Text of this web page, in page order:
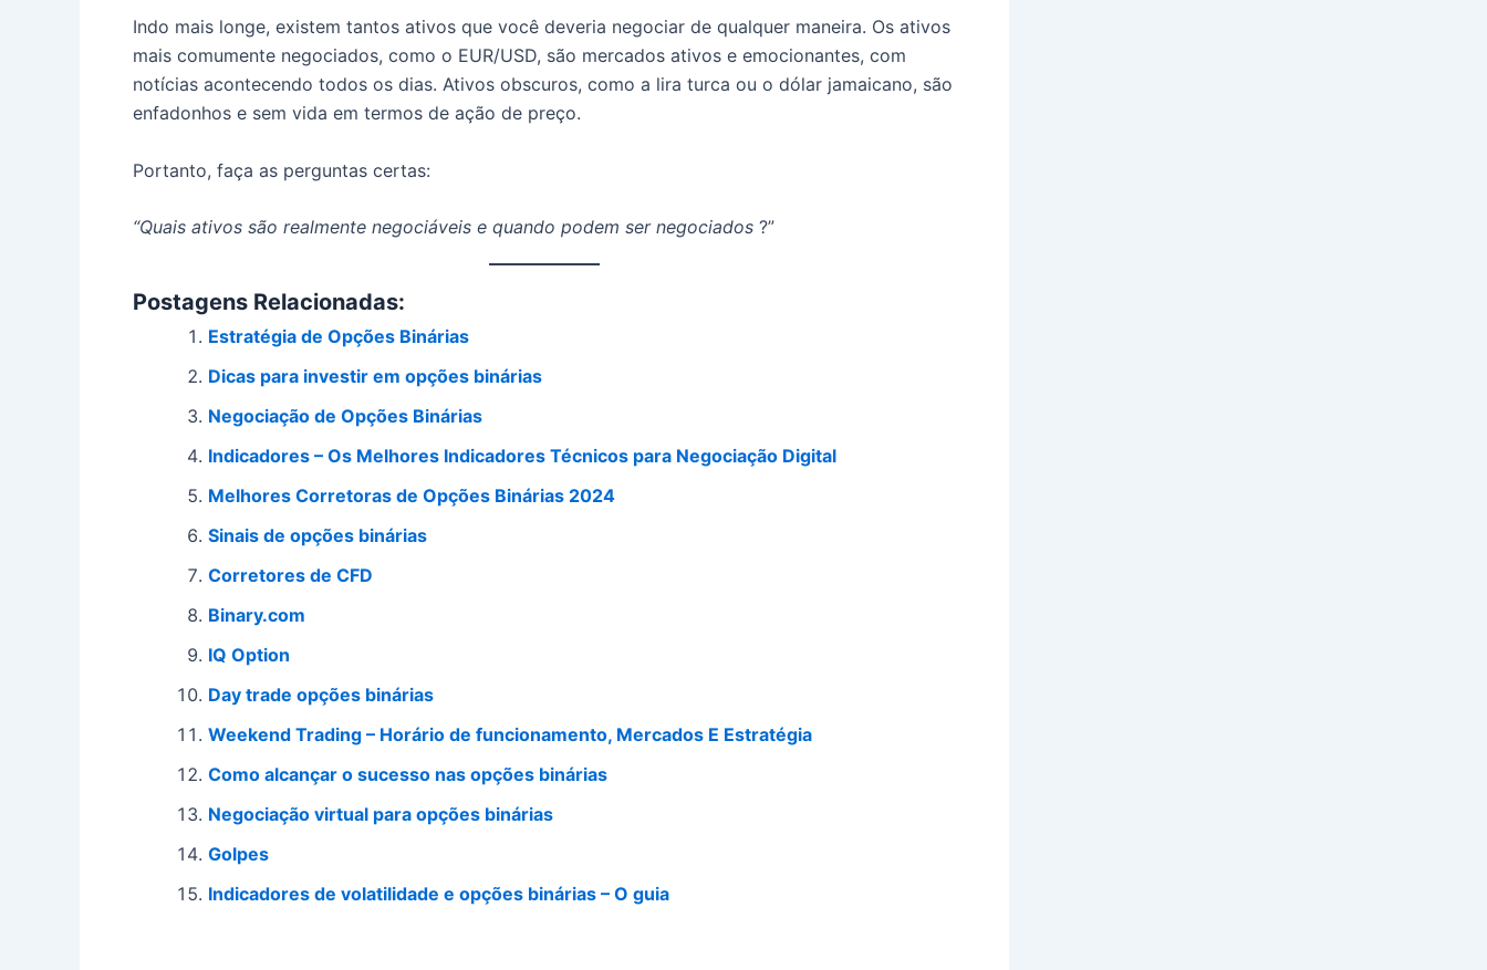
Indo mais longe, existem tantos ativos que você deveria negociar de qualquer maneira. Os ativos
mais comumente negociados, como o EUR/USD, são mercados ativos e emocionantes, com
notícias acontecendo todos os dias. Ativos obscuros, como a lira turca ou o dólar jamaicano, são
enfadonhos e sem vida em termos de ação de preço.
Portanto, faça as perguntas certas:
“Quais ativos são realmente negociáveis ​​e quando podem ser negociados ?”
Postagens Relacionadas:
Estratégia de Opções Binárias
Dicas para investir em opções binárias
Negociação de Opções Binárias
Indicadores – Os Melhores Indicadores Técnicos para Negociação Digital
Melhores Corretoras de Opções Binárias 2024
Sinais de opções binárias
Corretores de CFD
Binary.com
IQ Option
Day trade opções binárias
Weekend Trading – Horário de funcionamento, Mercados E Estratégia
Como alcançar o sucesso nas opções binárias
Negociação virtual para opções binárias
Golpes
Indicadores de volatilidade e opções binárias – O guia